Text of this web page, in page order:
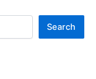
Search